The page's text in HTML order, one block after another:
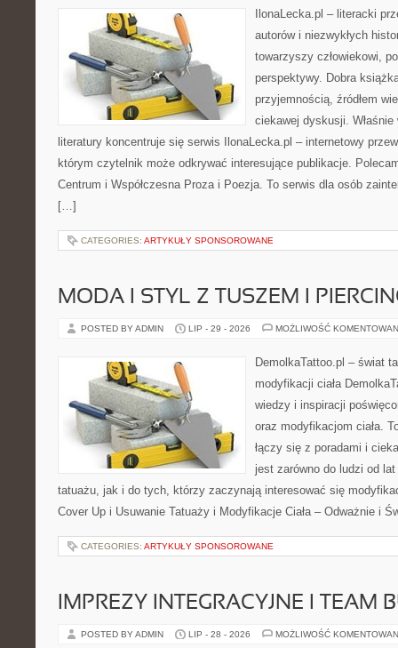
IlonaLecka.pl – literacki
autorów i niezwykłych
towarzyszy człowiekowi,
perspektywy. Dobra
przyjemnością, źródłem
ciekawej dyskusji. Właśnie
literatury koncentruje się serwis IlonaLecka.pl – internetowy
którym czytelnik może odkrywać interesujące publikacje.
Centrum i Współczesna Proza i Poezja. To serwis dla osób
[…]
CATEGORIES: ARTYKUŁY SPONSOROWANE
MODA I STYL Z TUSZEM I
POSTED BY ADMIN LIP - 29 - 2026 MOŻLIWOŚĆ
DemolkaTattoo.pl – świat
modyfikacji ciała
wiedzy i inspiracji
oraz modyfikacjom ciała.
łączy się z poradami i
jest zarówno do ludzi od
tatuażu, jak i do tych, którzy zaczynają interesować się
Cover Up i Usuwanie Tatuaży i Modyfikacje Ciała – Odważnie i
CATEGORIES: ARTYKUŁY SPONSOROWANE
IMPREZY INTEGRACYJNE I TEAM
POSTED BY ADMIN LIP - 28 - 2026 MOŻLIWOŚĆ